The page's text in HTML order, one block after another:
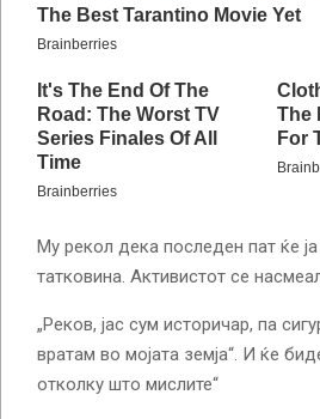
Му рекол дека последен пат ќе ја
татковина. Активистот се
„Реков, јас сум историчар, па
вратам во мојата земја“. И ќе
отколку што мислите“